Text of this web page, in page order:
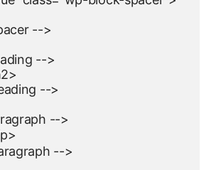
-->
-->
-->
-->
-->